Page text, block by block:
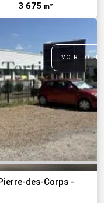
3 675 m²
VOIR
des-Corps -